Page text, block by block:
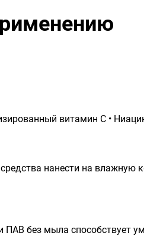
витамин С •
нанести на влажную
без мыла способствует